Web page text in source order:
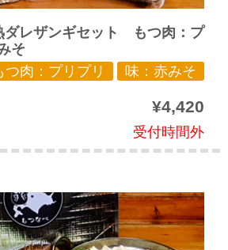
ダレザンギセット もつ肉：プ
そ
つ肉：プリプリ
味：赤みそ
¥4,420
受付時間外